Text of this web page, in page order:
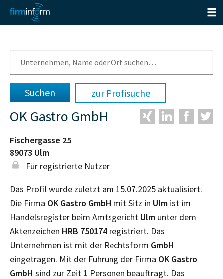
zur Profisuche
OK Gastro GmbH
Fischergasse 25
89073 Ulm
Für registrierte Nutzer
Das Profil wurde zuletzt am 15.07.2025 aktualisiert.
Die Firma OK Gastro GmbH mit Sitz in Ulm ist im
Handelsregister beim Amtsgericht Ulm unter dem
Aktenzeichen HRB 750174 registriert. Das
Unternehmen ist mit der Rechtsform GmbH
eingetragen. Mit der Führung der Firma OK Gastro
GmbH sind zur Zeit 1 Personen beauftragt. Das